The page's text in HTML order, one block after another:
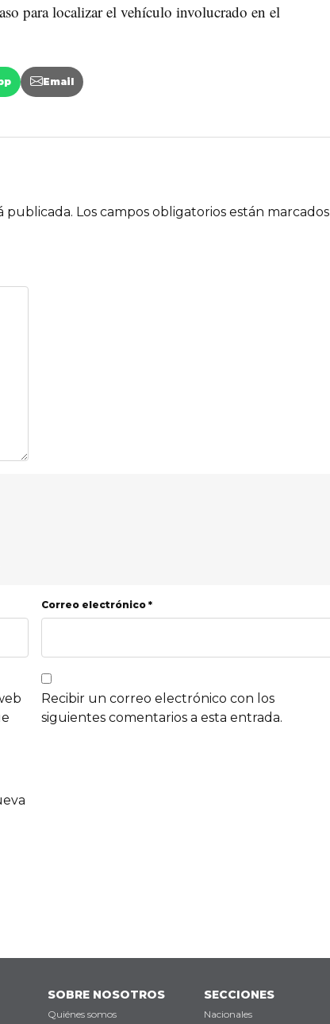
para localizar el vehículo involucrado en el
Email
publicada. Los campos obligatorios están marcados
Correo electrónico *
Recibir un correo electrónico con los
siguientes comentarios a esta entrada.
SOBRE NOSOTROS
Quiénes somos
SECCIONES
Nacionales